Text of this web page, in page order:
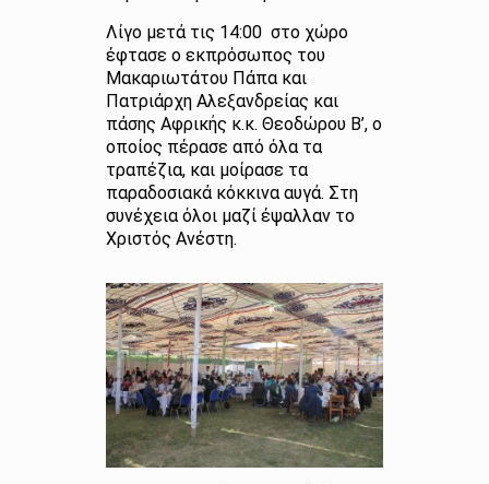
Λίγο μετά τις 14:00 στο χώρο
έφτασε ο εκπρόσωπος του
Μακαριωτάτου Πάπα και
Πατριάρχη Αλεξανδρείας και
πάσης Αφρικής κ.κ. Θεοδώρου Β’, ο
οποίος πέρασε από όλα τα
τραπέζια, και μοίρασε τα
παραδοσιακά κόκκινα αυγά. Στη
συνέχεια όλοι μαζί έψαλλαν το
Χριστός Ανέστη.